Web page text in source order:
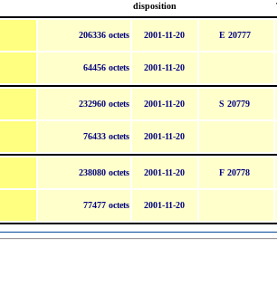
disposition
206336 octets 2001-11-20 E 20777
64456 octets 2001-11-20
232960 octets 2001-11-20 S 20779
76433 octets 2001-11-20
238080 octets 2001-11-20 F 20778
77477 octets 2001-11-20